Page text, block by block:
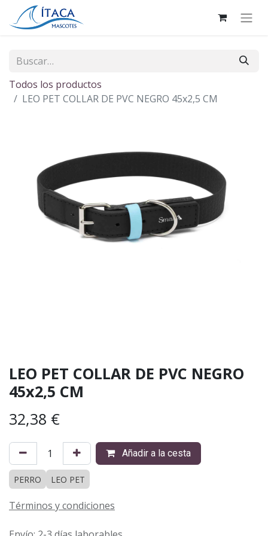
Todos los productos
LEO PET COLLAR DE PVC NEGRO 45x2,5 CM
LEO PET COLLAR DE PVC NEGRO
45x2,5 CM
32,38 €
Añadir a la cesta
PERRO LEO PET
Términos y condiciones